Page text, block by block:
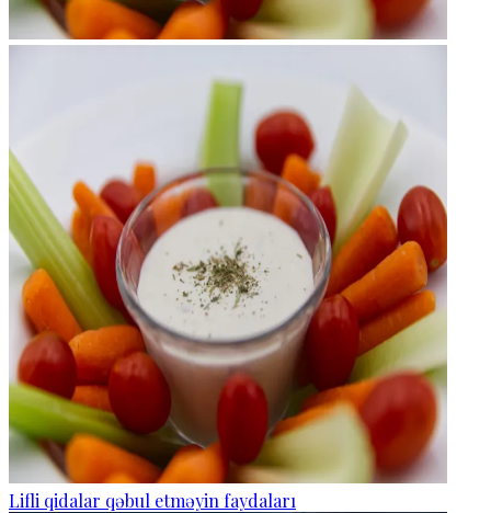
Lifli qidalar qəbul etməyin faydaları